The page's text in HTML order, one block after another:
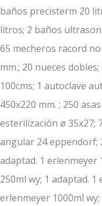
baños precisterm 20
litros; 2 baños
65 mecheros racord
mm.; 20 nueces
100cms; 1 autoclave
450x220 mm. ; 250
esterilización ø 35x27;
angular 24 eppendorf;
adaptad. 1 erlenmeyer
250ml wy; 1 adaptad. 1
erlenmeyer 1000ml